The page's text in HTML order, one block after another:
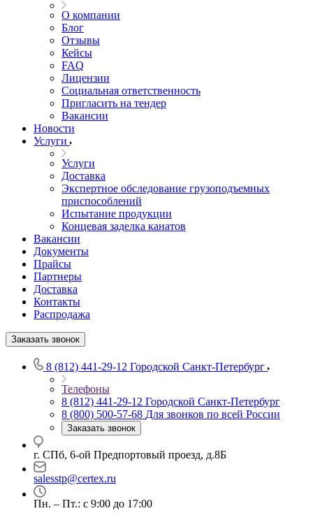
О компании
Блог
Отзывы
Кейсы
FAQ
Лицензии
Социальная ответственность
Пригласить на тендер
Вакансии
Новости
Услуги
Услуги
Доставка
Экспертное обследование грузоподъемных
приспособлений
Испытание продукции
Концевая заделка канатов
Вакансии
Документы
Прайсы
Партнеры
Доставка
Контакты
Распродажа
Заказать звонок
8 (812) 441-29-12 Городской Санкт-Петербург
Телефоны
8 (812) 441-29-12 Городской Санкт-Петербург
8 (800) 500-57-68 Для звонков по всей России
Заказать звонок
г. СПб, 6-ой Предпортовый проезд, д.8Б
salesstp@certex.ru
Пн. – Пт.: с 9:00 до 17:00